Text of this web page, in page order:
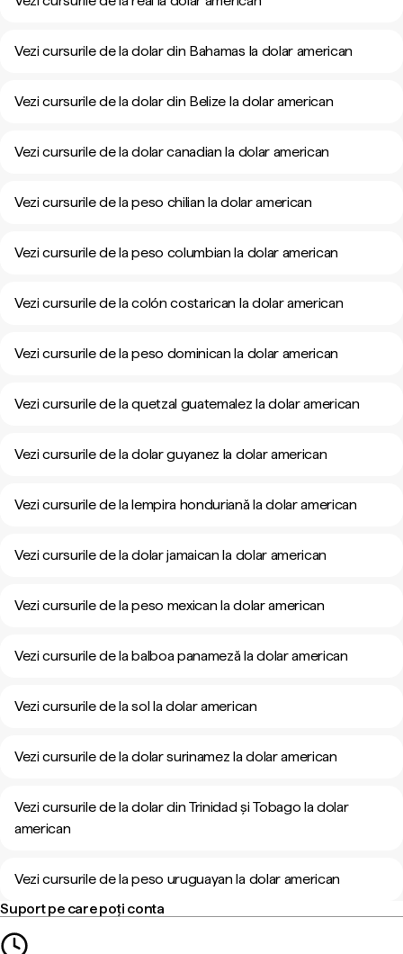
Vezi cursurile de la dolar din Bahamas la dolar american
Vezi cursurile de la dolar din Belize la dolar american
Vezi cursurile de la dolar canadian la dolar american
Vezi cursurile de la peso chilian la dolar american
Vezi cursurile de la peso columbian la dolar american
Vezi cursurile de la colón costarican la dolar american
Vezi cursurile de la peso dominican la dolar american
Vezi cursurile de la quetzal guatemalez la dolar american
Vezi cursurile de la dolar guyanez la dolar american
Vezi cursurile de la lempira honduriană la dolar american
Vezi cursurile de la dolar jamaican la dolar american
Vezi cursurile de la peso mexican la dolar american
Vezi cursurile de la balboa panameză la dolar american
Vezi cursurile de la sol la dolar american
Vezi cursurile de la dolar surinamez la dolar american
Vezi cursurile de la dolar din Trinidad și Tobago la dolar
american
Vezi cursurile de la peso uruguayan la dolar american
Suport pe care poți conta